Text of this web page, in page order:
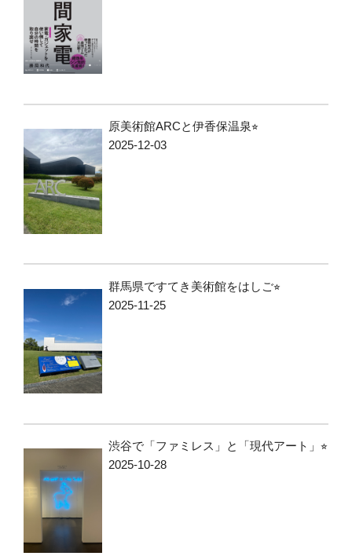
原美術館ARCと伊香保温泉⭐︎
2025-12-03
群馬県ですてき美術館をはしご⭐︎
2025-11-25
渋谷で「ファミレス」と「現代アート」⭐︎
2025-10-28